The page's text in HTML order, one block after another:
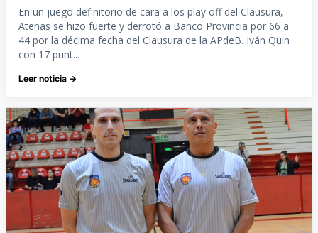
En un juego definitorio de cara a los play off del Clausura,
Atenas se hizo fuerte y derrotó a Banco Provincia por 66 a
44 por la décima fecha del Clausura de la APdeB. Iván Qüin
con 17 punt...
Leer noticia →